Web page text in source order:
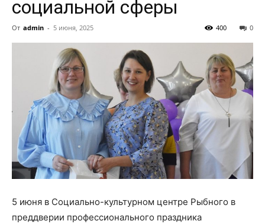
социальной сферы
От admin - 5 июня, 2025 0
400
5 июня в Социально-культурном центре Рыбного в
преддверии профессионального праздника